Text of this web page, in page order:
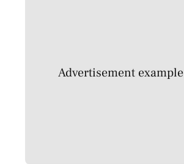
Advertisement example